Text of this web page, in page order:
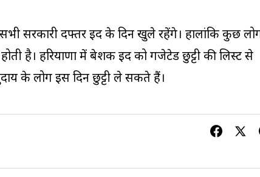
सरकारी दफ्तर ईद के दिन खुले रहेंगे। हालांकि कुछ
है। हरियाणा में बेशक ईद को गजेटेड छुट्टी की लिस्ट से
के लोग इस दिन छुट्टी ले सकते हैं।